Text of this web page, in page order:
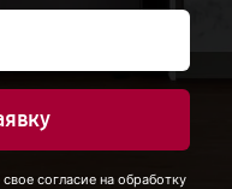
согласие на обработку